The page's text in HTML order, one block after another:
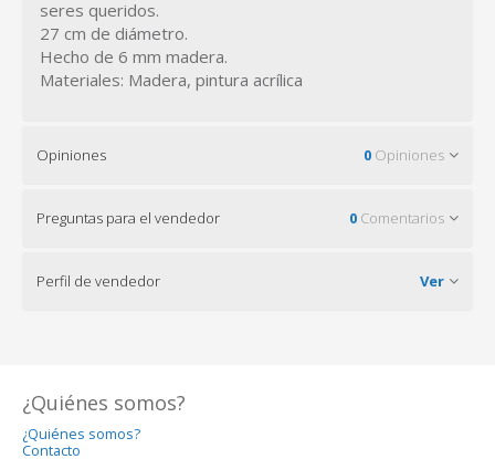
seres queridos.
27 cm de diámetro.
Hecho de 6 mm madera.
Materiales: Madera, pintura acrílica
Opiniones 0 Opiniones
Preguntas para el vendedor 0 Comentarios
Perfil de vendedor Ver
¿Quiénes somos?
¿Quiénes somos?
Contacto